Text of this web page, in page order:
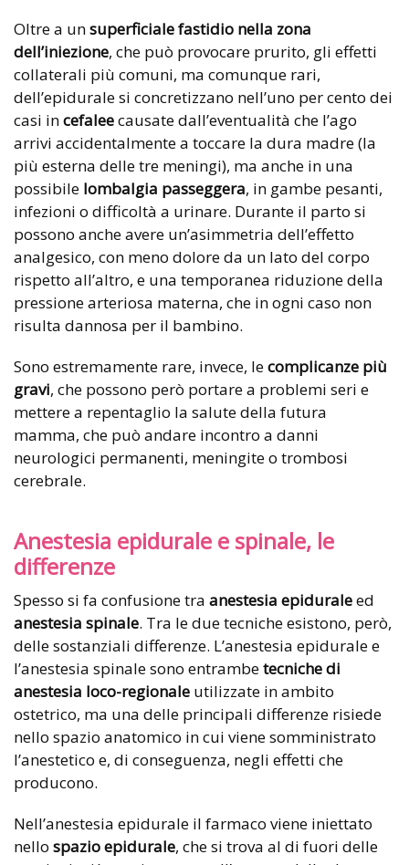
Oltre a unsuperficiale fastidio nella zona
dell’iniezione, che può provocare prurito, gli effetti
collaterali più comuni, ma comunque rari,
dell’epidurale si concretizzano nell’uno per cento dei
casi incefaleecausate dall’eventualità che l’ago
arrivi accidentalmente a toccare la dura madre (la
più esterna delle tre meningi), ma anche in una
possibile lombalgia passeggera, in gambe pesanti,
infezioni o difficoltà a urinare. Durante il parto si
possono anche avere un’asimmetria dell’effetto
analgesico, con meno dolore da un lato del corpo
rispetto all’altro, e una temporanea riduzione della
pressione arteriosa materna, che in ogni caso non
risulta dannosa per il bambino.
Sono estremamente rare, invece, lecomplicanze più
gravi, che possono però portare a problemi seri e
mettere a repentaglio la salute della futura
mamma, che può andare incontro a danni
neurologici permanenti, meningite o trombosi
cerebrale.
Anestesia epidurale e spinale, le
differenze
Spesso si fa confusione tra anestesia epiduraleed
anestesia spinale. Tra le due tecniche esistono, però,
delle sostanziali differenze. L’anestesia epidurale e
l’anestesia spinale sono entrambetecniche di
anestesia loco-regionale utilizzate in ambito
ostetrico, ma una delle principali differenze risiede
nello spazio anatomico in cui viene somministrato
l’anestetico e, di conseguenza, negli effetti che
producono.
Nell’anestesia epidurale il farmaco viene iniettato
nello spazio epidurale, che si trova al di fuori delle